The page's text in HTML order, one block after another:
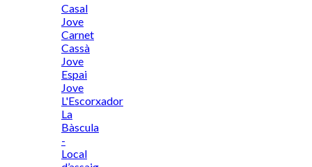
Casal
Jove
Carnet
Cassà
Jove
Espai
Jove
L'Escorxador
La
Bàscula
-
Local